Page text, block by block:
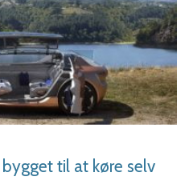
LÆS MERE
til at køre selv